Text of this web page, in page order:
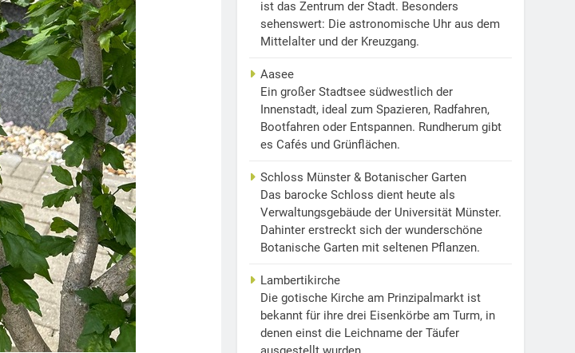
ist das Zentrum der Stadt. Besonders
sehenswert: Die astronomische Uhr aus dem
Mittelalter und der Kreuzgang.
Aasee
Ein großer Stadtsee südwestlich der
Innenstadt, ideal zum Spazieren, Radfahren,
Bootfahren oder Entspannen. Rundherum gibt
es Cafés und Grünflächen.
Schloss Münster & Botanischer Garten
Das barocke Schloss dient heute als
Verwaltungsgebäude der Universität Münster.
Dahinter erstreckt sich der wunderschöne
Botanische Garten mit seltenen Pflanzen.
Lambertikirche
Die gotische Kirche am Prinzipalmarkt ist
bekannt für ihre drei Eisenkörbe am Turm, in
denen einst die Leichname der Täufer